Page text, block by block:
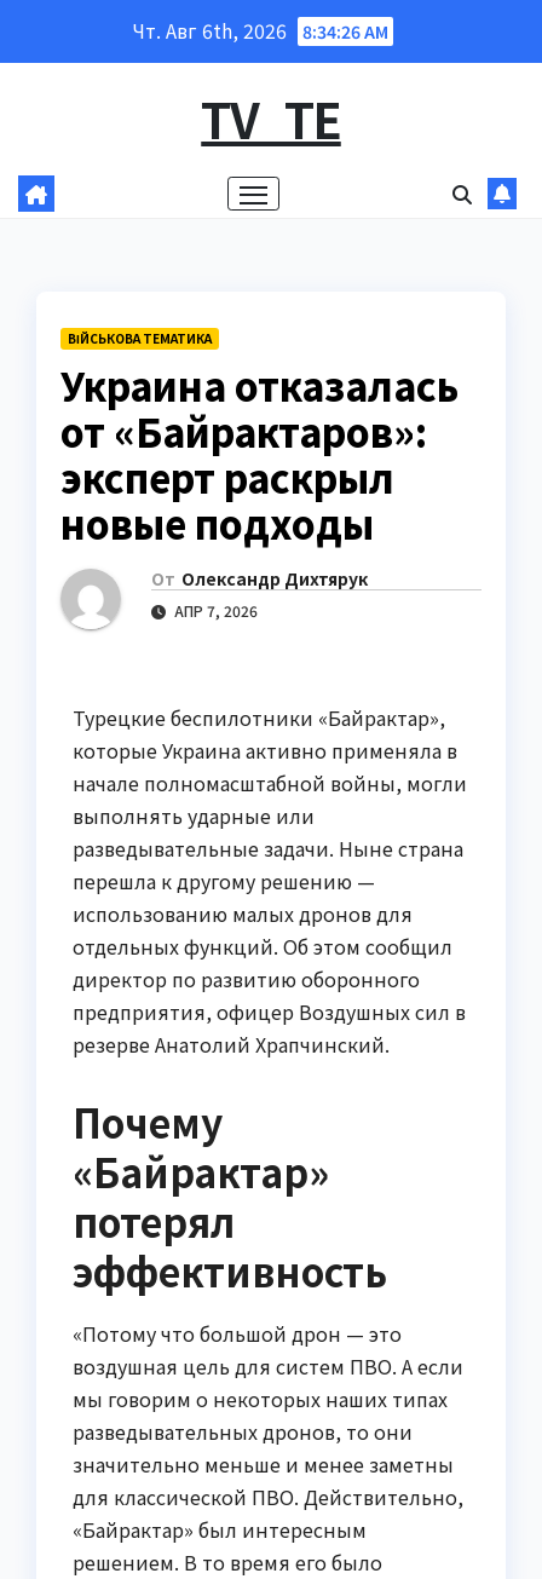
Чт. Авг 6th, 2026 8:34:27 AM
TV_TE
ВІЙСЬКОВА ТЕМАТИКА
Украина отказалась
от «Байрактаров»:
эксперт раскрыл
новые подходы
От Олександр Дихтярук
АПР 7, 2026
Турецкие беспилотники «Байрактар»,
которые Украина активно применяла в
начале полномасштабной войны, могли
выполнять ударные или
разведывательные задачи. Ныне страна
перешла к другому решению —
использованию малых дронов для
отдельных функций. Об этом сообщил
директор по развитию оборонного
предприятия, офицер Воздушных сил в
резерве Анатолий Храпчинский.
Почему
«Байрактар»
потерял
эффективность
«Потому что большой дрон — это
воздушная цель для систем ПВО. А если
мы говорим о некоторых наших типах
разведывательных дронов, то они
значительно меньше и менее заметны
для классической ПВО. Действительно,
«Байрактар» был интересным
решением. В то время его было